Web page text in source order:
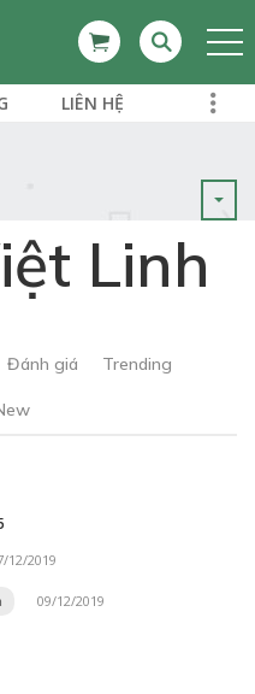
LIÊN HỆ
Linh
Đánh giá Trending
12/2019
09/12/2019